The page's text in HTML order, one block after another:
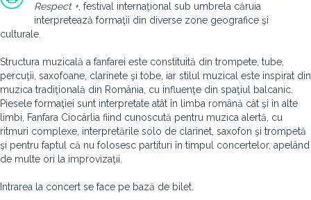
Respect +, festival internaţional sub umbrela căruia
interpretează formaţii din diverse zone geografice şi
culturale.
Structura muzicală a fanfarei este constituită din trompete, tube,
percuţii, saxofoane, clarinete şi tobe, iar stilul muzical este inspirat din
muzica tradiţională din România, cu influenţe din spaţiul balcanic.
Piesele formaţiei sunt interpretate atât în limba română cât şi în alte
limbi, Fanfara Ciocârlia fiind cunoscută pentru muzica alertă, cu
ritmuri complexe, interpretările solo de clarinet, saxofon şi trompetă
şi pentru faptul că nu folosesc partituri în timpul concertelor, apelând
de multe ori la improvizaţii.
Intrarea la concert se face pe bază de bilet.